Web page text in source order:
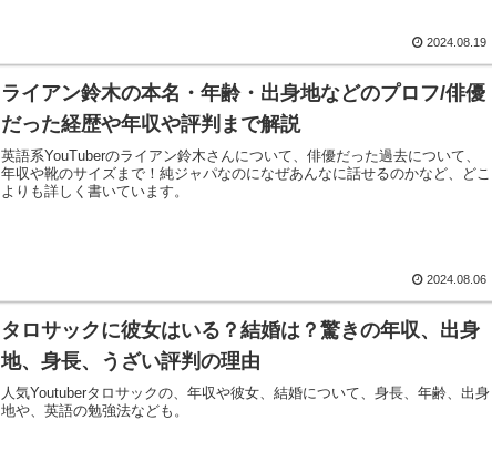
2024.08.19
ライアン鈴木の本名・年齢・出身地などのプロフ/俳優
だった経歴や年収や評判まで解説
英語系YouTuberのライアン鈴木さんについて、俳優だった過去について、
年収や靴のサイズまで！純ジャパなのになぜあんなに話せるのかなど、どこ
よりも詳しく書いています。
2024.08.06
タロサックに彼女はいる？結婚は？驚きの年収、出身
地、身長、うざい評判の理由
人気Youtuberタロサックの、年収や彼女、結婚について、身長、年齢、出身
地や、英語の勉強法なども。